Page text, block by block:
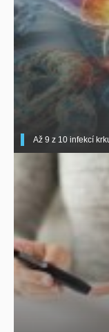
Až 9 z 10 infekcí